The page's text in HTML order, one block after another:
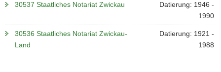
30537 Staatliches Notariat Zwickau
Datierung: 1946 -
1990
30536 Staatliches Notariat Zwickau-
Land
Datierung: 1921 -
1988